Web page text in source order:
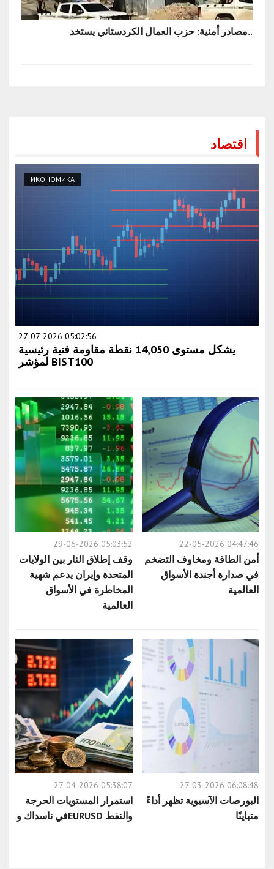
مصادر أمنية: حزب العمال الكردستاني يستخد..
اقتصاد
ИКОНОМИКА
27-07-2026 05:02:56
يشكل مستوى 14,050 نقطة مقاومة فنية رئيسية
لمؤشر BIST100
29-06-2026 05:03:52
وقف إطلاق النار بين الولايات
المتحدة وإيران يدعم شهية
المخاطرة في الأسواق
العالمية
22-05-2026 04:47:46
أمن الطاقة ومخاوف التضخم
في صدارة أجندة الأسواق
العالمية
27-04-2026 05:38:07
استمرار المستويات الحرجة
في ناسداك وEURUSD والنفط
27-03-2026 06:08:48
البورصات الآسيوية تظهر أداءً
متباينًا